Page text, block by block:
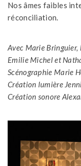
Nos âmes faibles
réconciliation.
Avec Marie
Emilie Michel et
Scénographie Marie
Création lumière
Création sonore